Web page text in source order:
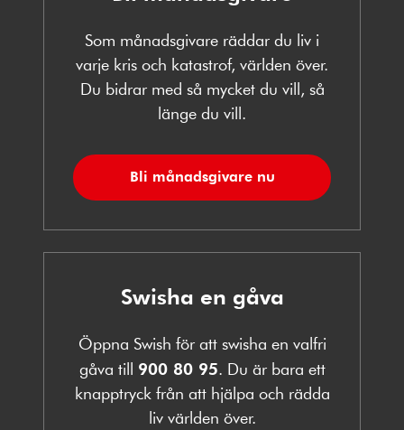
Som månadsgivare räddar du liv i
varje kris och katastrof, världen över.
Du bidrar med så mycket du vill, så
länge du vill.
Bli månadsgivare nu
Swisha en gåva
Öppna Swish för att swisha en valfri
gåva till 900 80 95. Du är bara ett
knapptryck från att hjälpa och rädda
liv världen över.